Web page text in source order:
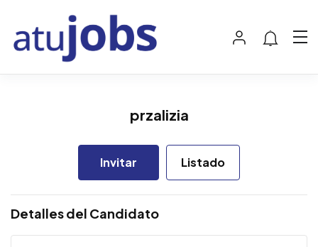
przalizia
Invitar Listado
Detalles del Candidato